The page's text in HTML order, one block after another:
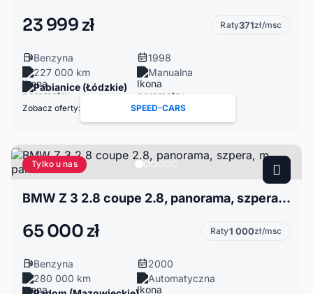
23 999 zł Raty371zł/msc
Benzyna
1998
227 000 km
Manualna
Pabianice (Łódzkie)
Zobacz oferty: SPEED-CARS
Tylko u nas
BMW Z 3 2.8 coupe 2.8, panorama, szpera, m pakiet.
65 000 zł Raty1 000zł/msc
Benzyna
2000
280 000 km
Automatyczna